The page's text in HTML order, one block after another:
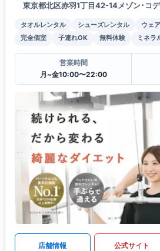
東京都北区赤羽1丁目42-14メゾン･コ
タオルレンタル シューズレンタル ウェ
完全個室
子連れOK 無料体験 ミネラ
営業時間
月~金10:00〜22:00
店舗情報 公式サイト